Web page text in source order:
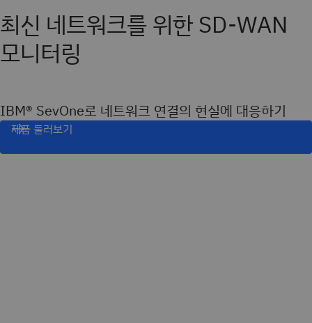
최신 네트워크를 위한 SD-WAN
모니터링
IBM® SevOne로 네트워크 연결의 현실에 대응하기
제품 둘러보기